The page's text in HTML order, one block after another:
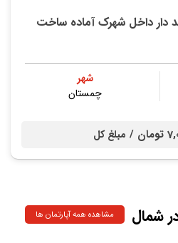
شهر
چمستان
/ مبلغ کل
شمال مشاهده همه آپارتمان ها